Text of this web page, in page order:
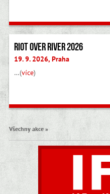
Riot Over River 2026
19. 9. 2026, Praha
…(více)
Všechny akce »